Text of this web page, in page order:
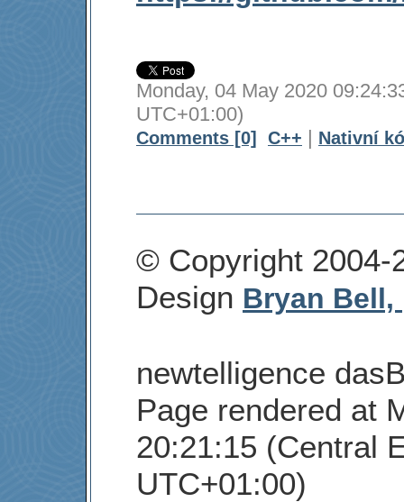
Monday, 04 May 2020
UTC+01:00)
Comments [0] C++ | Nativní
© Copyright 2004-
Design Bryan Bell,
newtelligence
Page rendered at
20:21:15 (Central
UTC+01:00)